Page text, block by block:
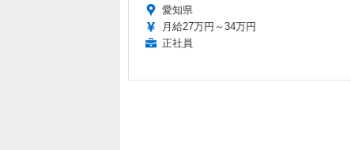
愛知県
月給27万円～34万円
正社員